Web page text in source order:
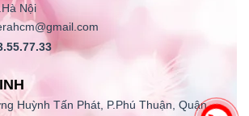
Nội
Huỳnh Tấn Phát, P.Phú Thuận, Quận